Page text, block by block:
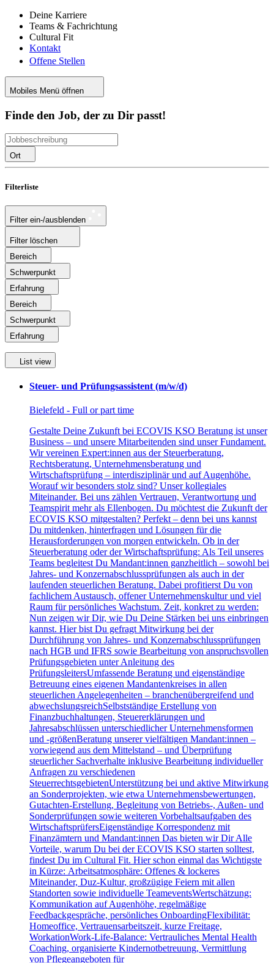
Deine Karriere
Teams & Fachrichtung
Cultural Fit
Kontakt
Offene Stellen
Mobiles Menü öffnen
Finde den Job, der zu Dir passt!
Ort
Filterliste
Filter ein-/ausblenden
Filter löschen
Bereich
Schwerpunkt
Erfahrung
Bereich
Schwerpunkt
Erfahrung
List view
Steuer- und Prüfungsassistent (m/w/d)
Bielefeld - Full or part time
Gestalte Deine Zukunft bei ECOVIS KSO Beratung ist unser
Business – und unsere Mitarbeitenden sind unser Fundament.
Wir vereinen Expert:innen aus der Steuerberatung,
Rechtsberatung, Unternehmensberatung und
Wirtschaftsprüfung – interdisziplinär und auf Augenhöhe.
Worauf wir besonders stolz sind? Unser kollegiales
Miteinander. Bei uns zählen Vertrauen, Verantwortung und
Teamspirit mehr als Ellenbogen. Du möchtest die Zukunft der
ECOVIS KSO mitgestalten? Perfekt – denn bei uns kannst
Du mitdenken, hinterfragen und Lösungen für die
Herausforderungen von morgen entwickeln. Ob in der
Steuerberatung oder der Wirtschaftsprüfung: Als Teil unseres
Teams begleitest Du Mandant:innen ganzheitlich – sowohl bei
Jahres- und Konzernabschlussprüfungen als auch in der
laufenden steuerlichen Beratung. Dabei profitierst Du von
fachlichem Austausch, offener Unternehmenskultur und viel
Raum für persönliches Wachstum. Zeit, konkret zu werden:
Nun zeigen wir Dir, wie Du Deine Stärken bei uns einbringen
kannst. Hier bist Du gefragt Mitwirkung bei der
Durchführung von Jahres- und Konzernabschlussprüfungen
nach HGB und IFRS sowie Bearbeitung von anspruchsvollen
Prüfungsgebieten unter Anleitung des
PrüfungsleitersUmfassende Beratung und eigenständige
Betreuung eines eigenen Mandantenkreises in allen
steuerlichen Angelegenheiten – branchenübergreifend und
abwechslungsreichSelbstständige Erstellung von
Finanzbuchhaltungen, Steuererklärungen und
Jahresabschlüssen unterschiedlicher Unternehmensformen
und -größenBeratung unserer vielfältigen Mandant:innen –
vorwiegend aus dem Mittelstand – und Überprüfung
steuerlicher Sachverhalte inklusive Bearbeitung individueller
Anfragen zu verschiedenen
SteuerrechtsgebietenUnterstützung bei und aktive Mitwirkung
an Sonderprojekten, wie etwa Unternehmensbewertungen,
Gutachten-Erstellung, Begleitung von Betriebs-, Außen- und
Sonderprüfungen sowie weiteren Vorbehaltsaufgaben des
WirtschaftsprüfersEigenständige Korrespondenz mit
Finanzämtern und Mandant:innen Das bieten wir Dir Alle
Vorteile, warum Du bei der ECOVIS KSO starten solltest,
findest Du im Cultural Fit. Hier schon einmal das Wichtigste
in Kürze: Arbeitsatmosphäre: Offenes & lockeres
Miteinander, Duz-Kultur, großzügige Feiern mit allen
Standorten sowie individuelle TeameventsWertschätzung:
Kommunikation auf Augenhöhe, regelmäßige
Feedbackgespräche, persönliches OnboardingFlexibilität:
Homeoffice, Vertrauensarbeitszeit, kurze Freitage,
WorkationWork-Life-Balance: Vertrauliches Mental Health
Coaching, organisierte Kindernotbetreuung, Vermittlung
von Pflegeangeboten für